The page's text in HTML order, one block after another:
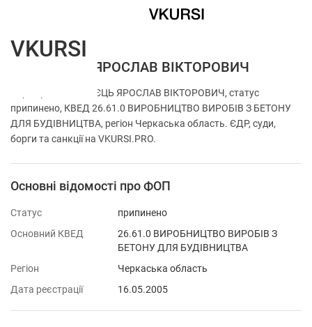
ФОП ЗАЄЦЬ ЯРОСЛАВ ВІКТОРОВИЧ
Перевірка ФОП ЗАЄЦЬ ЯРОСЛАВ ВІКТОРОВИЧ, статус
припинено, КВЕД 26.61.0 ВИРОБНИЦТВО ВИРОБІВ З БЕТОНУ
ДЛЯ БУДІВНИЦТВА, регіон Черкаська область. ЄДР, суди,
борги та санкції на VKURSI.PRO.
Основні відомості про ФОП
Статус
припинено
Основний КВЕД
26.61.0 ВИРОБНИЦТВО ВИРОБІВ З
БЕТОНУ ДЛЯ БУДІВНИЦТВА
Регіон
Черкаська область
Дата реєстрації
16.05.2005
VKURSI